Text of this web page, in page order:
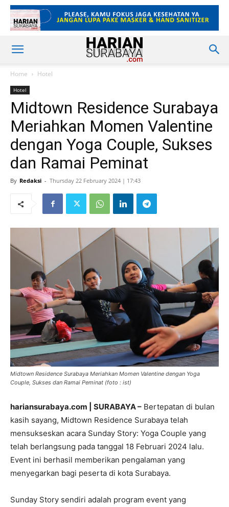
Home Hotel
Hotel
Midtown Residence Surabaya
Meriahkan Momen Valentine
dengan Yoga Couple, Sukses
dan Ramai Peminat
By Redaksi - Thursday 22 February 2024 | 17:43
Midtown Residence Surabaya Meriahkan Momen Valentine dengan Yoga
Couple, Sukses dan Ramai Peminat (foto : ist)
hariansurabaya.com | SURABAYA – Bertepatan di bulan
kasih sayang, Midtown Residence Surabaya telah
mensukseskan acara Sunday Story: Yoga Couple yang
telah berlangsung pada tanggal 18 Februari 2024 lalu.
Event ini berhasil memberikan pengalaman yang
menyegarkan bagi peserta di kota Surabaya.
Sunday Story sendiri adalah program event yang